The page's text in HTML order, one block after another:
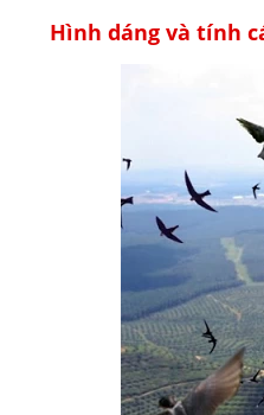
Hình dáng và tính